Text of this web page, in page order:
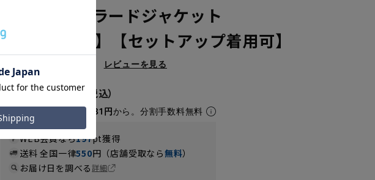
1ボタンテーラードジャケット
【MARLANE】【セットアップ着用可】
レビューを見る
39,490円
月々6,581円から。分割手数料無料
WEB会員なら197pt獲得
送料 全国一律550円（店舗受取なら無料）
お届け日を調べる詳細